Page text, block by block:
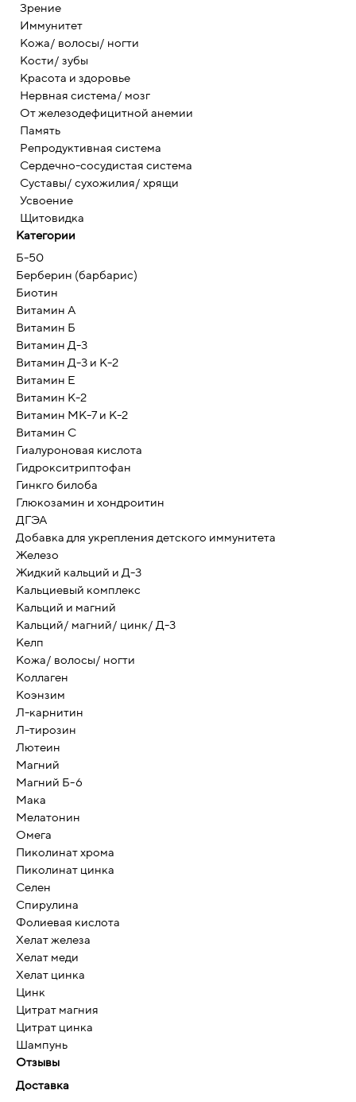
Зрение
Иммунитет
Кожа/ волосы/ ногти
Кости/ зубы
Красота и здоровье
Нервная система/ мозг
От железодефицитной анемии
Память
Репродуктивная система
Сердечно-сосудистая система
Суставы/ сухожилия/ хрящи
Усвоение
Щитовидка
Категории
Б-50
Берберин (барбарис)
Биотин
Витамин А
Витамин Б
Витамин Д-3
Витамин Д-3 и К-2
Витамин Е
Витамин К-2
Витамин МК-7 и К-2
Витамин С
Гиалуроновая кислота
Гидрокситриптофан
Гинкго билоба
Глюкозамин и хондроитин
ДГЭА
Добавка для укрепления детского иммунитета
Железо
Жидкий кальций и Д-3
Кальциевый комплекс
Кальций и магний
Кальций/ магний/ цинк/ Д-3
Келп
Кожа/ волосы/ ногти
Коллаген
Коэнзим
Л-карнитин
Л-тирозин
Лютеин
Магний
Магний Б-6
Мака
Мелатонин
Омега
Пиколинат хрома
Пиколинат цинка
Селен
Спирулина
Фолиевая кислота
Хелат железа
Хелат меди
Хелат цинка
Цинк
Цитрат магния
Цитрат цинка
Шампунь
Отзывы
Доставка